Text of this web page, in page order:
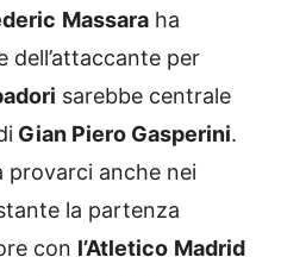
Massara ha
dell’attaccante per
sarebbe centrale
Gian Piero Gasperini.
provarci anche nei
la partenza
con l’Atletico Madrid